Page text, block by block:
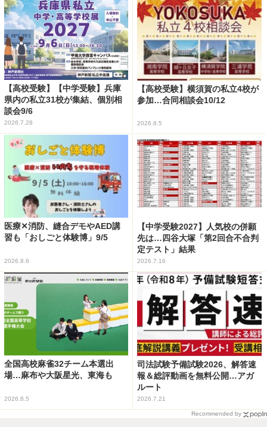
【高校受験】【中学受験】兵庫
県内の私立31校が集結、個別相
談会9/6
2026.7.28
【高校受験】横須賀の私立4校が
参加…合同相談会10/12
2026.8.5
医療✕消防、縫合デモやAED講
習も「おしごと体験博」9/5
2026.8.6
【中学受験2027】人気校の併願
先は…四谷大塚「第2回合不合判
定テスト」結果
2026.7.16
全国高校麻雀32チーム本選出
場…麻布や大阪星光、東海も
2026.8.5
司法試験予備試験2026、解答速
報＆総評動画を無料公開…アガ
ルート
2026.7.21
Recommended by